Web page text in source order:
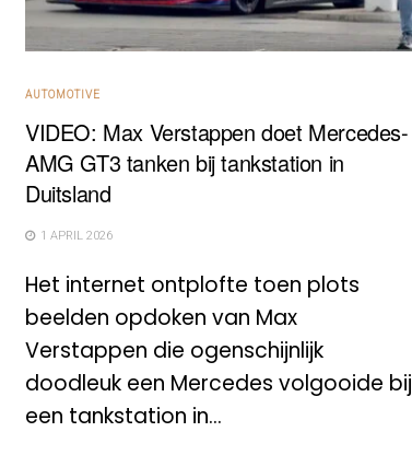
AUTOMOTIVE
VIDEO: Max Verstappen doet Mercedes-
AMG GT3 tanken bij tankstation in
Duitsland
1 APRIL 2026
Het internet ontplofte toen plots
beelden opdoken van Max
Verstappen die ogenschijnlijk
doodleuk een Mercedes volgooide bij
een tankstation in...